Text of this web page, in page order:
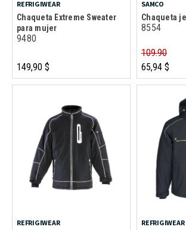
REFRIGIWEAR
Chaqueta Extreme Sweater
para mujer
9480
149,90 $
SAMCO
Chaqueta
8554
109.90
65,94 $
REFRIGIWEAR REFRIGIWEAR